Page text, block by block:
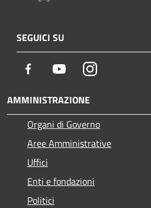
SEGUICI SU
Facebook YoutubeInstagram
AMMINISTRAZIONE
Organi di Governo
Aree Amministrative
Uffici
Enti e fondazioni
Politici